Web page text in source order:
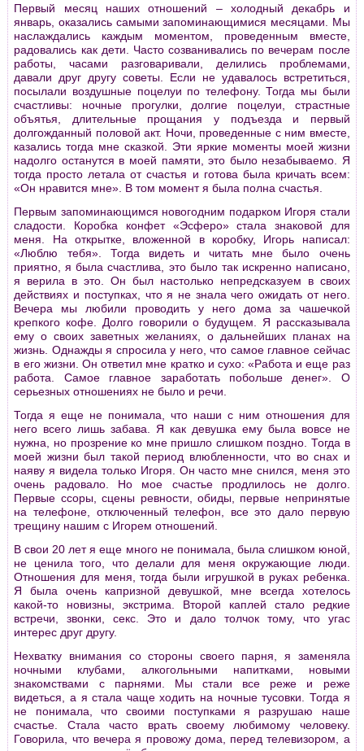
Первый месяц наших отношений – холодный декабрь и
январь, оказались самыми запоминающимися месяцами. Мы
наслаждались каждым моментом, проведенным вместе,
радовались как дети. Часто созванивались по вечерам после
работы, часами разговаривали, делились проблемами,
давали друг другу советы. Если не удавалось встретиться,
посылали воздушные поцелуи по телефону. Тогда мы были
счастливы: ночные прогулки, долгие поцелуи, страстные
объятья, длительные прощания у подъезда и первый
долгожданный половой акт. Ночи, проведенные с ним вместе,
казались тогда мне сказкой. Эти яркие моменты моей жизни
надолго останутся в моей памяти, это было незабываемо. Я
тогда просто летала от счастья и готова была кричать всем:
«Он нравится мне». В том момент я была полна счастья.
Первым запоминающимся новогодним подарком Игоря стали
сладости. Коробка конфет «Эсферо» стала знаковой для
меня. На открытке, вложенной в коробку, Игорь написал:
«Люблю тебя». Тогда видеть и читать мне было очень
приятно, я была счастлива, это было так искренно написано,
я верила в это. Он был настолько непредсказуем в своих
действиях и поступках, что я не знала чего ожидать от него.
Вечера мы любили проводить у него дома за чашечкой
крепкого кофе. Долго говорили о будущем. Я рассказывала
ему о своих заветных желаниях, о дальнейших планах на
жизнь. Однажды я спросила у него, что самое главное сейчас
в его жизни. Он ответил мне кратко и сухо: «Работа и еще раз
работа. Самое главное заработать побольше денег». О
серьезных отношениях не было и речи.
Тогда я еще не понимала, что наши с ним отношения для
него всего лишь забава. Я как девушка ему была вовсе не
нужна, но прозрение ко мне пришло слишком поздно. Тогда в
моей жизни был такой период влюбленности, что во снах и
наяву я видела только Игоря. Он часто мне снился, меня это
очень радовало. Но мое счастье продлилось не долго.
Первые ссоры, сцены ревности, обиды, первые непринятые
на телефоне, отключенный телефон, все это дало первую
трещину нашим с Игорем отношений.
В свои 20 лет я еще много не понимала, была слишком юной,
не ценила того, что делали для меня окружающие люди.
Отношения для меня, тогда были игрушкой в руках ребенка.
Я была очень капризной девушкой, мне всегда хотелось
какой-то новизны, экстрима. Второй каплей стало редкие
встречи, звонки, секс. Это и дало толчок тому, что угас
интерес друг другу.
Нехватку внимания со стороны своего парня, я заменяла
ночными клубами, алкогольными напитками, новыми
знакомствами с парнями. Мы стали все реже и реже
видеться, а я стала чаще ходить на ночные тусовки. Тогда я
не понимала, что своими поступками я разрушаю наше
счастье. Стала часто врать своему любимому человеку.
Говорила, что вечера я провожу дома, перед телевизором, а